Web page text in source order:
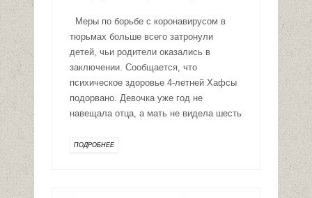
Меры по борьбе с коронавирусом в
тюрьмах больше всего затронули
детей, чьи родители оказались в
заключении. Сообщается, что
психическое здоровье 4-летней Хафсы
подорвано. Девочка уже год не
навещала отца, а мать не видела шесть
ПОДРОБНЕЕ